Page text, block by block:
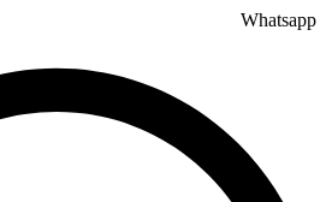
Whatsapp